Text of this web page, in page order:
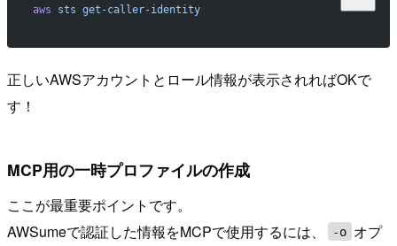
aws sts get-caller-identity
正しいAWSアカウントとロール情報が表示されればOKで
す！
MCP用の一時プロファイルの作成
ここが最重要ポイントです。
AWSumeで認証した情報をMCPで使用するには、
-o オプ